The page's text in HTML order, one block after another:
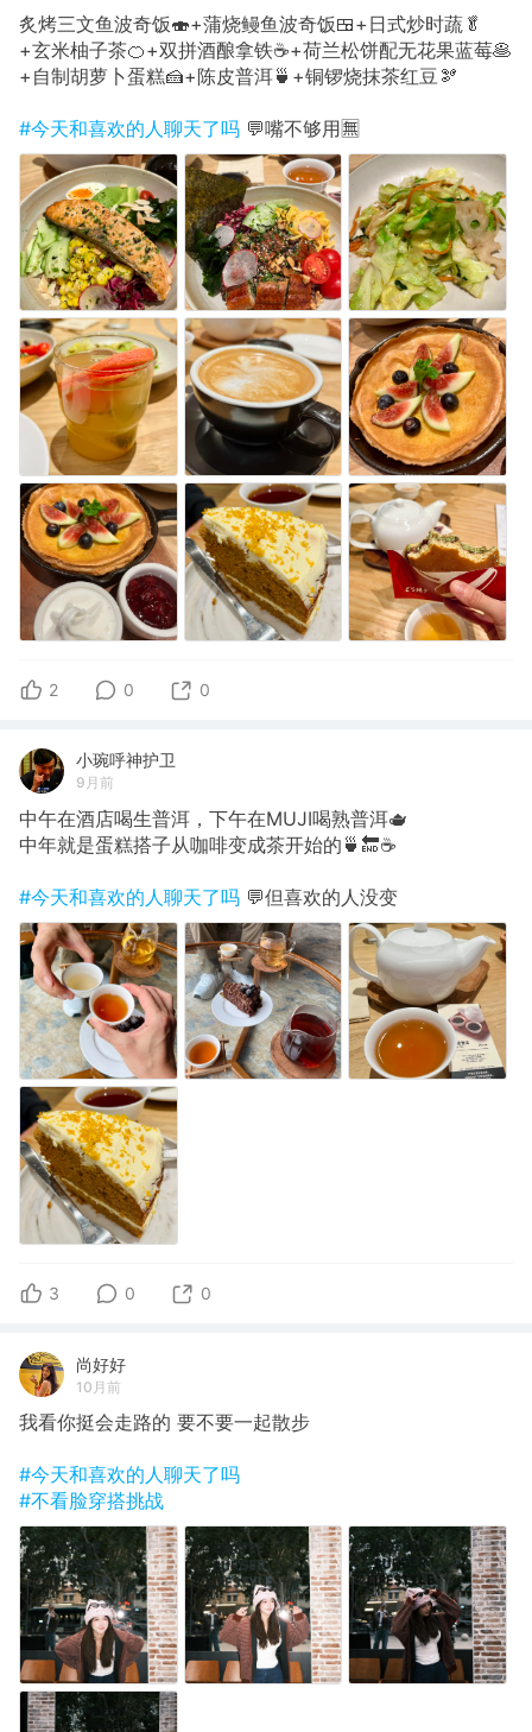
炙烤三文鱼波奇饭🍣+蒲烧鳗鱼波奇饭🍱+日式炒时蔬🥬
+玄米柚子茶🍊+双拼酒酿拿铁☕️+荷兰松饼配无花果蓝莓🥞
+自制胡萝卜蛋糕🍰+陈皮普洱🍵+铜锣烧抹茶红豆🫘
#今天和喜欢的人聊天了吗 💬嘴不够用🈚️
2 0 0
小琬呼神护卫
9月前
中午在酒店喝生普洱，下午在MUJI喝熟普洱🫖
中年就是蛋糕搭子从咖啡变成茶开始的🍵🔚☕️
#今天和喜欢的人聊天了吗 💬但喜欢的人没变
3 0 0
尚好好
10月前
我看你挺会走路的 要不要一起散步
#今天和喜欢的人聊天了吗
#不看脸穿搭挑战